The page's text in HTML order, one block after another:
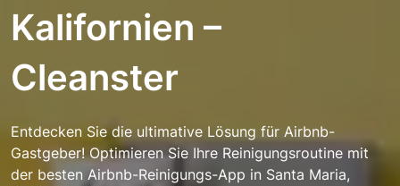
Kalifornien –
Cleanster
Entdecken Sie die ultimative Lösung für Airbnb-
Gastgeber! Optimieren Sie Ihre Reinigungsroutine mit
der besten Airbnb-Reinigungs-App in Santa Maria,